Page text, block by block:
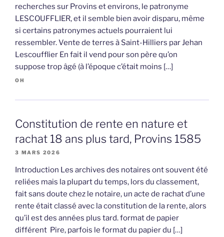
recherches sur Provins et environs, le patronyme
LESCOUFFLIER, et il semble bien avoir disparu, même
si certains patronymes actuels pourraient lui
ressembler. Vente de terres à Saint-Hilliers par Jehan
Lescoufflier En fait il vend pour son père qu’on
suppose trop âgé (à l’époque c’était moins […]
OH
Constitution de rente en nature et
rachat 18 ans plus tard, Provins 1585
3 MARS 2026
Introduction Les archives des notaires ont souvent été
reliées mais la plupart du temps, lors du classement,
fait sans doute chez le notaire, un acte de rachat d’une
rente était classé avec la constitution de la rente, alors
qu’il est des années plus tard. format de papier
différent Pire, parfois le format du papier du […]